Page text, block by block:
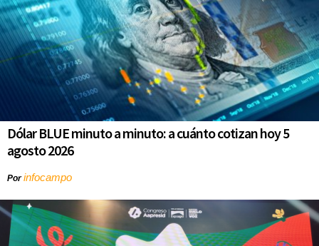
Dólar BLUE minuto a minuto: a cuánto cotizan hoy 5
agosto 2026
Porinfocampo